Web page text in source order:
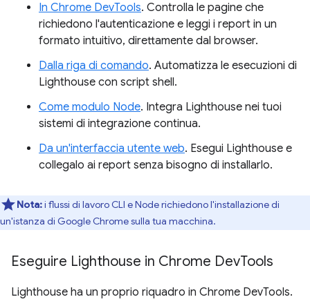
In Chrome DevTools. Controlla le pagine che
richiedono l'autenticazione e leggi i report in un
formato intuitivo, direttamente dal browser.
Dalla riga di comando. Automatizza le esecuzioni di
Lighthouse con script shell.
Come modulo Node. Integra Lighthouse nei tuoi
sistemi di integrazione continua.
Da un'interfaccia utente web. Esegui Lighthouse e
collegalo ai report senza bisogno di installarlo.
Nota:i flussi di lavoro CLI e Node richiedono l'installazione di
un'istanza di Google Chrome sulla tua macchina.
Eseguire Lighthouse in Chrome DevTools
Lighthouse ha un proprio riquadro in Chrome DevTools.